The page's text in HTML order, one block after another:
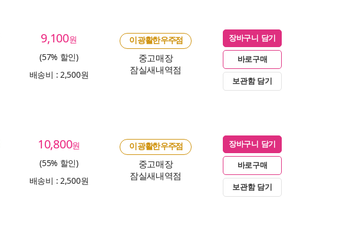
9,100원
(57% 할인)
배송비 : 2,500원
이 광활한 우주점
중고매장
잠실새내역점
장바구니 담기
바로구매
보관함 담기
10,800원
(55% 할인)
배송비 : 2,500원
이 광활한 우주점
중고매장
잠실새내역점
장바구니 담기
바로구매
보관함 담기